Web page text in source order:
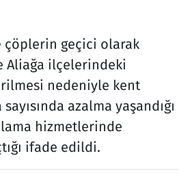
çöplerin geçici olarak
Aliağa ilçelerindeki
nedeniyle kent
azalma yaşandığı
hizmetlerinde
ifade edildi.